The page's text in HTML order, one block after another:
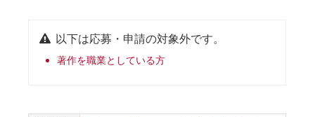
以下は応募・申請の対象外です。
著作を職業としている方